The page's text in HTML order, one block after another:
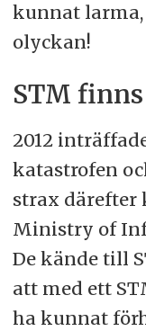
kunnat
olyckan!
STM
2012
katastrofen
strax därefter
Ministry of
De kände till
att med ett
ha kunnat